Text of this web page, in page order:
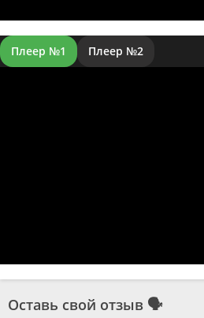
Плеер №1 Плеер №2
Оставь свой отзыв 🗣